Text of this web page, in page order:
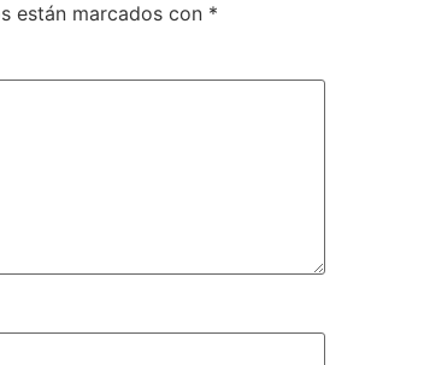
están marcados con *